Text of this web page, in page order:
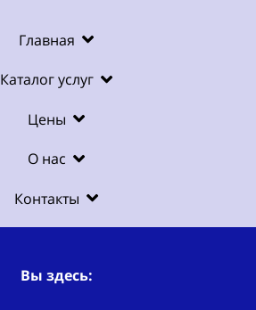
Главная
Каталог услуг
Цены
О нас
Контакты
Вы здесь: